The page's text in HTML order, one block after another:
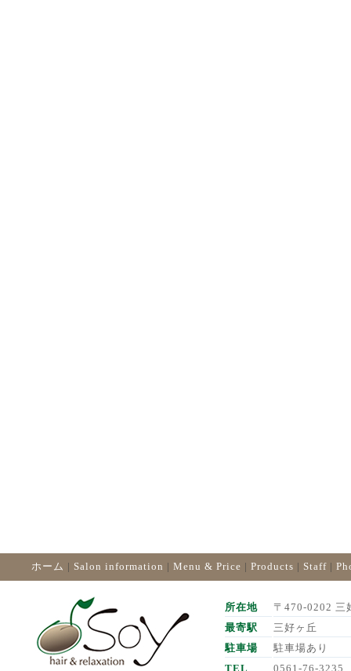
ホーム | Salon information | Menu & Price | Products | Staff |
所在地
〒470-0202 三
最寄駅
三好ヶ丘
駐車場
駐車場あり
TEL
0561-76-3235